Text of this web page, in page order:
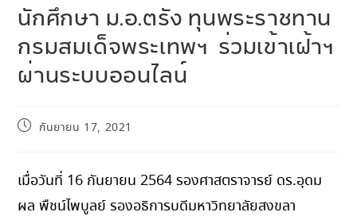
นักศึกษา ม.อ.ตรัง ทุนพระราชทาน
กรมสมเด็จพระเทพฯ ร่วมเข้าเฝ้าฯ
ผ่านระบบออนไลน์
กันยายน 17, 2021
เมื่อวันที่ 16 กันยายน 2564 รองศาสตราจารย์ ดร.อุดม
ผล พืชน์ไพบูลย์ รองอธิการบดีมหาวิทยาลัยสงขลา